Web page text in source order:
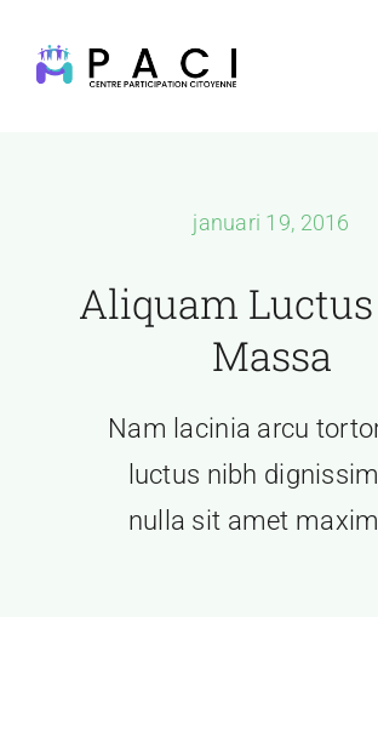
Contacteer ons
januari 19, 2016
Aliquam
Massa
Nam lacinia arcu
luctus nibh
nulla sit amet